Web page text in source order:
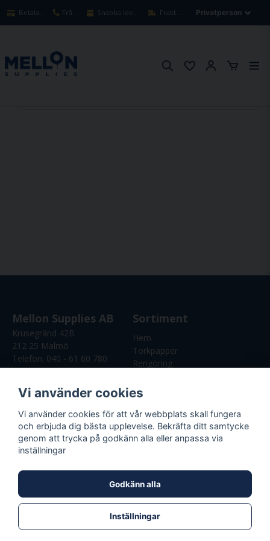
Betala säkert med kort Frågor? Ring oss! Snabba leveranser 1-3 arbetsdagar Fraktfritt över 900kr
Mellon Supplies AB
Krusegränd 42B
212 25 Malmö
Telefon: 040 - 61 60 780
E-Post:
Org: 559107-5246
Sortiment
Hem
Torkpapper
Rengöring
Kundservice
Köpvilkor
Vi använder cookies
Vi använder cookies för att vår webbplats skall fungera
och erbjuda dig bästa upplevelse. Bekräfta ditt samtycke
genom att trycka på godkänn alla eller anpassa via
inställningar
Godkänn alla
Inställningar